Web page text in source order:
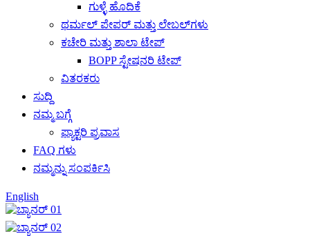
ಗುಳ್ಳೆ ಹೊದಿಕೆ
ಥರ್ಮಲ್ ಪೇಪರ್ ಮತ್ತು ಲೇಬಲ್‌ಗಳು
ಕಚೇರಿ ಮತ್ತು ಶಾಲಾ ಟೇಪ್
BOPP ಸ್ಟೇಷನರಿ ಟೇಪ್
ವಿತರಕರು
ಸುದ್ದಿ
ನಮ್ಮ ಬಗ್ಗೆ
ಫ್ಯಾಕ್ಟರಿ ಪ್ರವಾಸ
FAQ ಗಳು
ನಮ್ಮನ್ನು ಸಂಪರ್ಕಿಸಿ
English